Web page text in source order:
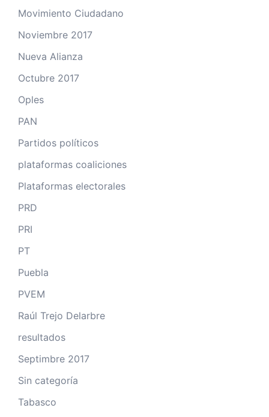
Movimiento Ciudadano
Noviembre 2017
Nueva Alianza
Octubre 2017
Oples
PAN
Partidos políticos
plataformas coaliciones
Plataformas electorales
PRD
PRI
PT
Puebla
PVEM
Raúl Trejo Delarbre
resultados
Septimbre 2017
Sin categoría
Tabasco